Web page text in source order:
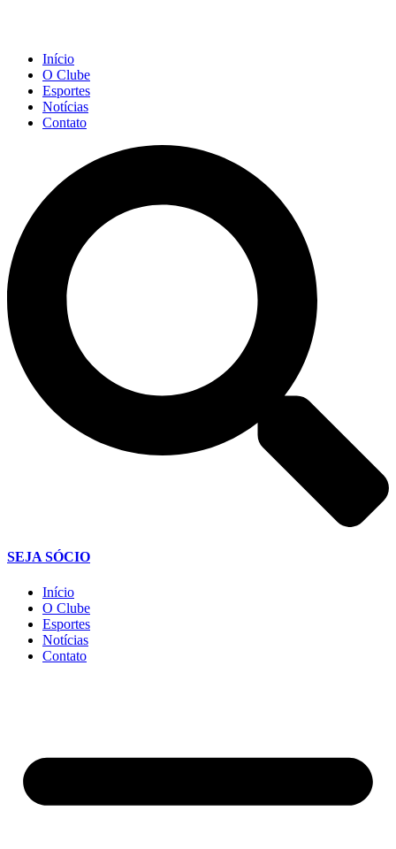
Início
O Clube
Esportes
Notícias
Contato
SEJA SÓCIO
Início
O Clube
Esportes
Notícias
Contato